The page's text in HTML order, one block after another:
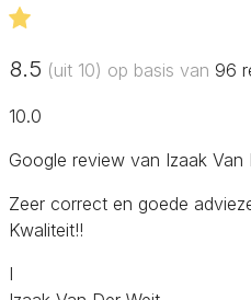
8.5 (uit 10) op basis van 96
10.0
Google review van Izaak Van
Zeer correct en goede
Kwaliteit!!
I